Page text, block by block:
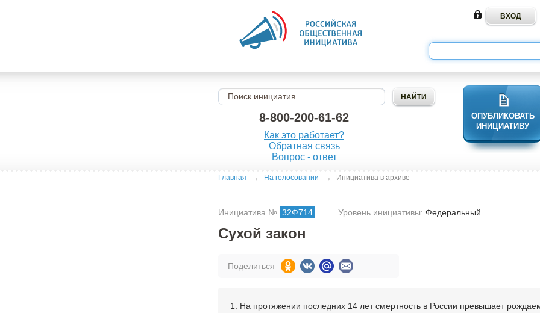
8-800-200-61-62
Как это работает?
Обратная связь
Вопрос - ответ
ОПУБЛИКОВАТЬ
ИНИЦИАТИВУ
Главная → На голосовании → Инициатива в архиве
Инициатива № 32Ф714 Уровень инициативы: Федеральный
Сухой закон
Поделиться
1. На протяжении последних 14 лет смертность в России превышает